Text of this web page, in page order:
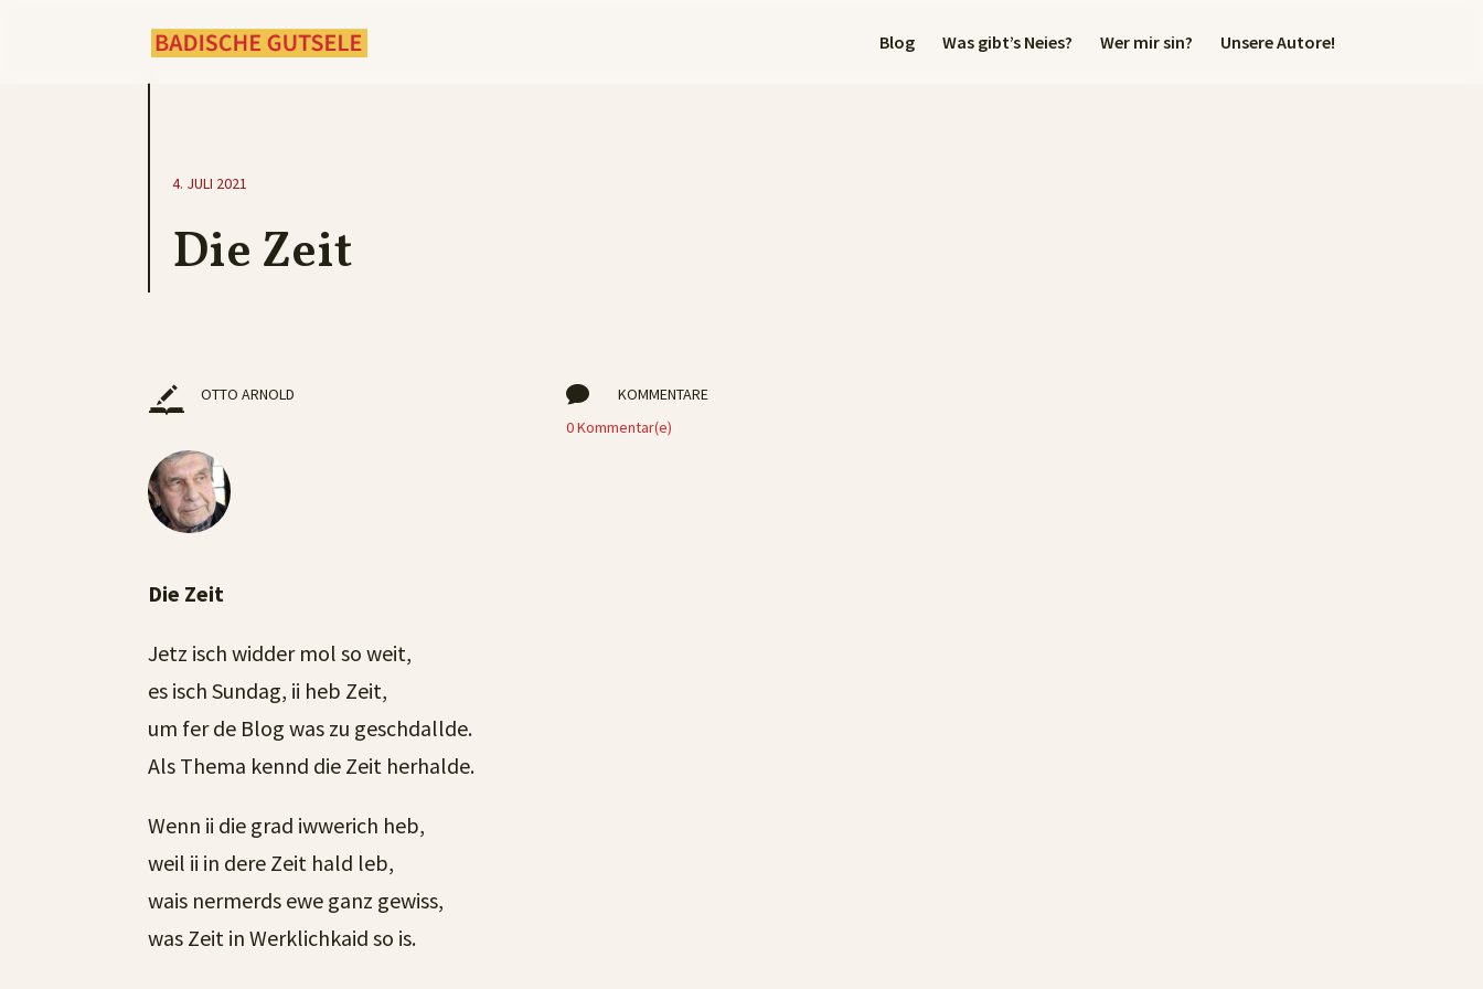
Blog Was gibt’s Neies? Wer mir sin? Unsere Autore!
4. JULI 2021
Die Zeit
OTTO ARNOLD 
KOMMENTARE
0 Kommentar(e)
Die Zeit
Jetz isch widder mol so weit,
es isch Sundag, ii heb Zeit,
um fer de Blog was zu geschdallde.
Als Thema kennd die Zeit herhalde.
Wenn ii die grad iwwerich heb,
weil ii in dere Zeit hald leb,
wais nermerds ewe ganz gewiss,
was Zeit in Werklichkaid so is.